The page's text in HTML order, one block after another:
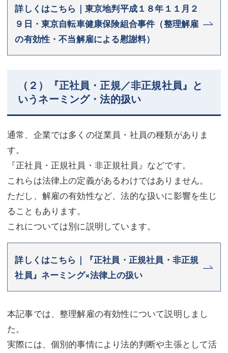
詳しくはこちら｜東京地判平成１８年１１月２
９日・東京自転車健康保険組合事件（整理解雇
の有効性・不当解雇による慰謝料）
（２）『正社員・正規／非正規社員』と
いうネーミング・法的扱い
通常、企業では多くの従業員・社員の種類がありま
す。
『正社員・正規社員・非正規社員』などです。
これらは法律上の定義があるわけではありません。
ただし、解雇の有効性など、法的な扱いに影響を生じ
ることもあります。
これについては別に説明しています。
詳しくはこちら｜『正社員・正規社員・非正規
社員』ネーミング×法律上の扱い
本記事では、整理解雇の有効性について説明しまし
た。
実際には、個別的事情により法的判断や主張として活